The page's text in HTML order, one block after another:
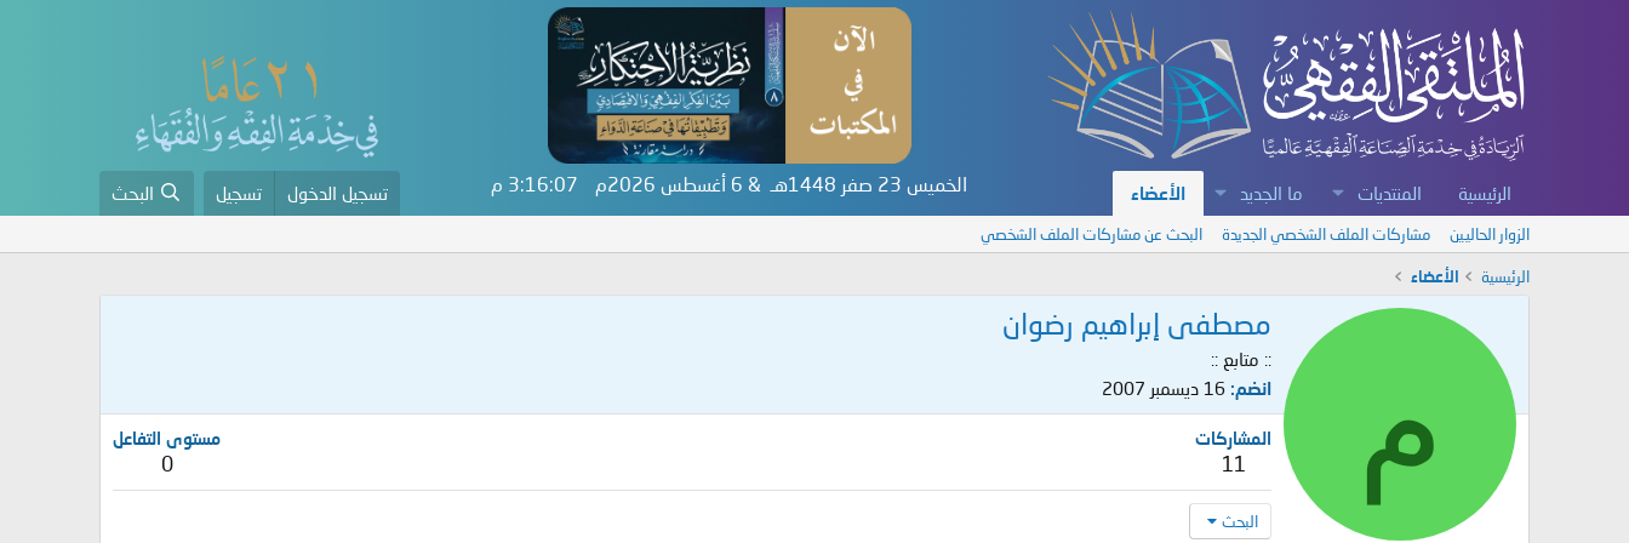
الرئيسية المنتديات ما الجديد الأعضاء الخميس 23 صفر 1448هـ & 6 أغسطس 2026م 3:16:07 م تسجيل الدخول تسجيل البحث
الزوار الحاليين مشاركات الملف الشخصي الجديدة البحث عن مشاركات الملف الشخصي
الرئيسية الأعضاء
م
مصطفى إبراهيم رضوان
:: متابع ::
انضم 16 ديسمبر 2007
المشاركات
11
مستوى التفاعل
0
البحث